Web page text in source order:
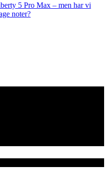
5 Pro Max – men har vi
noter?